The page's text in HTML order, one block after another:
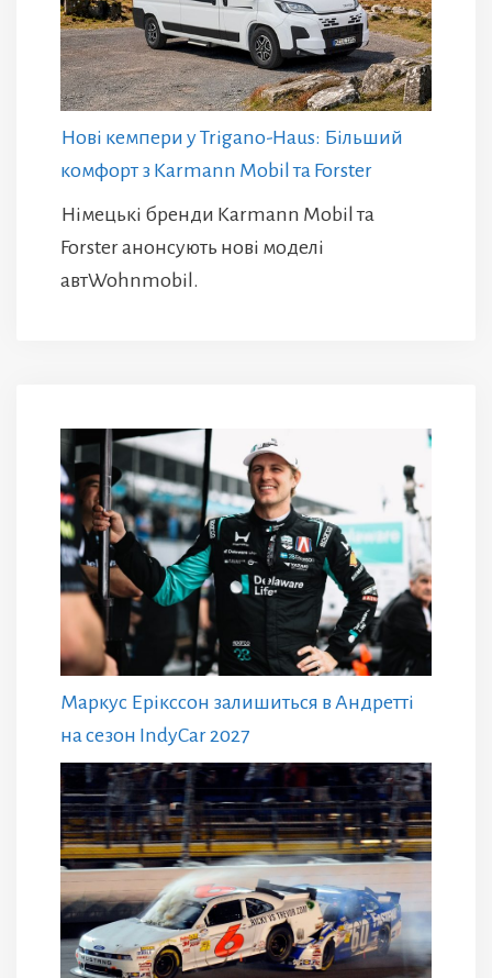
Нові кемпери у Trigano-Haus: Більший
комфорт з Karmann Mobil та Forster
Німецькі бренди Karmann Mobil та
Forster анонсують нові моделі
автWohnmobil.
Маркус Ерікссон залишиться в Андретті
на сезон IndyCar 2027